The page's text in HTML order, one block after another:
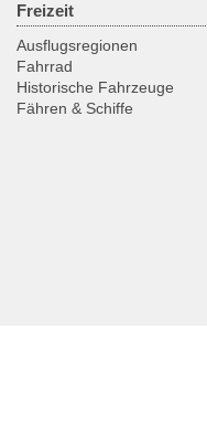
Freizeit
Ausflugsregionen
Fahrrad
Historische Fahrzeuge
Fähren & Schiffe